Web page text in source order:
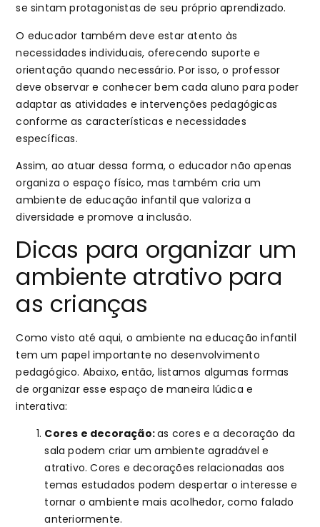
se sintam protagonistas de seu próprio aprendizado.
O educador também deve estar atento às
necessidades individuais, oferecendo suporte e
orientação quando necessário. Por isso, o professor
deve observar e conhecer bem cada aluno para poder
adaptar as atividades e intervenções pedagógicas
conforme as características e necessidades
específicas.
Assim, ao atuar dessa forma, o educador não apenas
organiza o espaço físico, mas também cria um
ambiente de educação infantil que valoriza a
diversidade e promove a inclusão.
Dicas para organizar um
ambiente atrativo para
as crianças
Como visto até aqui, o ambiente na educação infantil
tem um papel importante no desenvolvimento
pedagógico. Abaixo, então, listamos algumas formas
de organizar esse espaço de maneira lúdica e
interativa:
Cores e decoração:as cores e a decoração da
sala podem criar um ambiente agradável e
atrativo. Cores e decorações relacionadas aos
temas estudados podem despertar o interesse e
tornar o ambiente mais acolhedor, como falado
anteriormente.